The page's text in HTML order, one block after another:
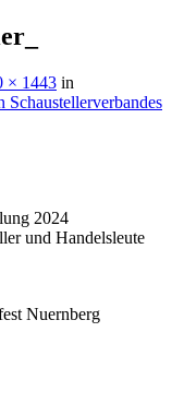
× 1443 in
Schaustellerverbandes
2024
und Handelsleute
Nuernberg